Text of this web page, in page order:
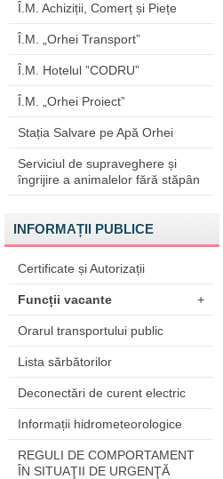
Î.M. Achiziții, Comerț și Piețe
Î.M. „Orhei Transport”
Î.M. Hotelul ”CODRU”
Î.M. „Orhei Proiect”
Stația Salvare pe Apă Orhei
Serviciul de supraveghere și
îngrijire a animalelor fără stăpân
INFORMAȚII PUBLICE
Certificate și Autorizații
Funcții vacante +
Orarul transportului public
Lista sărbătorilor
Deconectări de curent electric
Informații hidrometeorologice
REGULI DE COMPORTAMENT
ÎN SITUAŢII DE URGENŢĂ